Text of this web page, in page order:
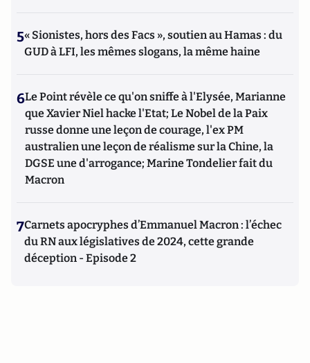
5« Sionistes, hors des Facs », soutien au Hamas : du
GUD à LFI, les mêmes slogans, la même haine
6Le Point révèle ce qu'on sniffe à l'Elysée, Marianne
que Xavier Niel hacke l'Etat; Le Nobel de la Paix
russe donne une leçon de courage, l'ex PM
australien une leçon de réalisme sur la Chine, la
DGSE une d'arrogance; Marine Tondelier fait du
Macron
7Carnets apocryphes d’Emmanuel Macron : l’échec
du RN aux législatives de 2024, cette grande
déception - Episode 2